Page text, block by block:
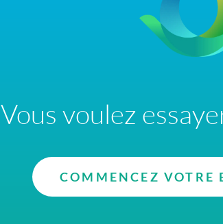
Vous voulez
COMMENCEZ VOTRE